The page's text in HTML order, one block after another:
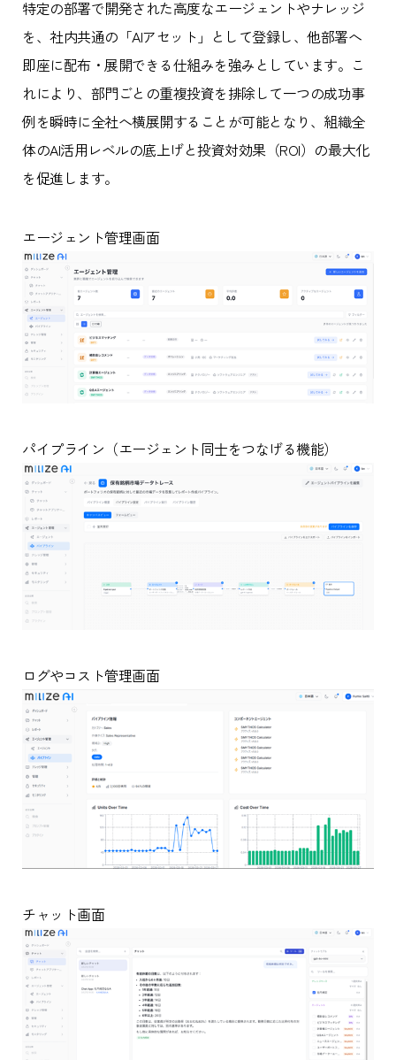
特定の部署で開発された高度なエージェントやナレッジ
を、社内共通の「AIアセット」として登録し、他部署へ
即座に配布・展開できる仕組みを強みとしています。こ
れにより、部門ごとの重複投資を排除して一つの成功事
例を瞬時に全社へ横展開することが可能となり、組織全
体のAI活用レベルの底上げと投資対効果（ROI）の最大化
を促進します。
エージェント管理画面
パイプライン（エージェント同士をつなげる機能）
ログやコスト管理画面
チャット画面